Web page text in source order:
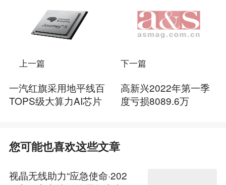
上一篇
一汽红旗采用地平线百
TOPS级大算力AI芯片
下一篇
高新兴2022年第一季
度亏损8089.6万
您可能也喜欢这些文章
视晶无线助力“应急使命·202